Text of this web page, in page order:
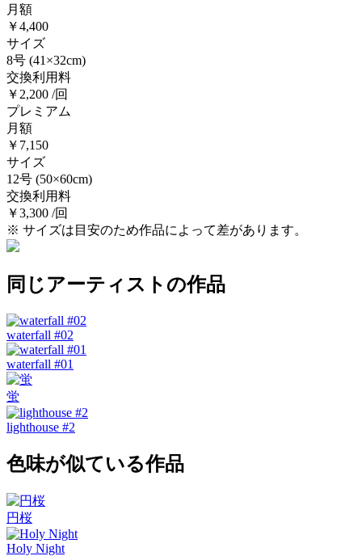
月額
￥4,400
サイズ
8号 (41×32cm)
交換利用料
￥2,200 /回
プレミアム
月額
￥7,150
サイズ
12号 (50×60cm)
交換利用料
￥3,300 /回
※ サイズは目安のため作品によって差があります。
同じアーティストの作品
waterfall #02
waterfall #01
蛍
lighthouse #2
色味が似ている作品
円桜
Holy Night